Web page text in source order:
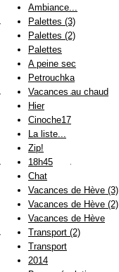
Ambiance...
Palettes (3)
Palettes (2)
Palettes
A peine sec
Petrouchka
Vacances au chaud
Hier
Cinoche17
La liste...
Zip!
18h45
Chat
Vacances de Hève (3)
Vacances de Hève (2)
Vacances de Hève
Transport (2)
Transport
2014